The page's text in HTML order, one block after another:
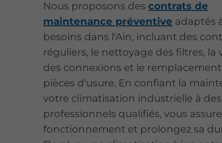
Nous proposons descontrats de
maintenance préventive adaptés
besoins dans l'Ain, incluant des
réguliers, le nettoyage des filtres, la
des connexions et le
pièces d'usure. En confiant la
votre climatisation industrielle à des
professionnels qualifiés, vous
fonctionnement et prolongez sa